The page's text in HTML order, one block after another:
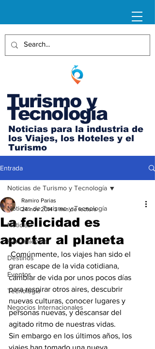
Turismo y
Tecnología
Noticias para la industria de
los Viajes, los Hoteles y el
Turismo
Entrada
Noticias de Turismo y Tecnología
Noticias
Herramientas
Destinos
Eventos
Tecnología
Negocios Internacionales
Noticias de Turismo y Tecnología
La felicidad es
aportar al planeta
Ramiro Parias
24 nov 2014 3 min de lectura
Comúnmente, los viajes han sido el
gran escape de la vida cotidiana,
cambiar de vida por unos pocos días
para respirar otros aires, descubrir
nuevas culturas, conocer lugares y
personas nuevas, y descansar del
agitado ritmo de nuestras vidas.
Sin embargo en los últimos años, los
viajes han tomado una nueva